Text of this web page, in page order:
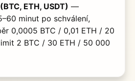
ETH, USDT) —
minut po schválení,
0,0005 BTC / 0,01 ETH / 20
2 BTC / 30 ETH / 50 000